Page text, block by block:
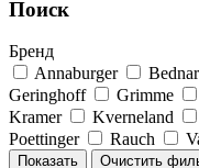
Поиск
Бренд
Annaburger
Bednar
Geringhoff
Grimme
Kramer
Kverneland
Poettinger
Rauch